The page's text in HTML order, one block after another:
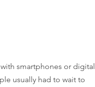
smartphones or digital
usually had to wait to